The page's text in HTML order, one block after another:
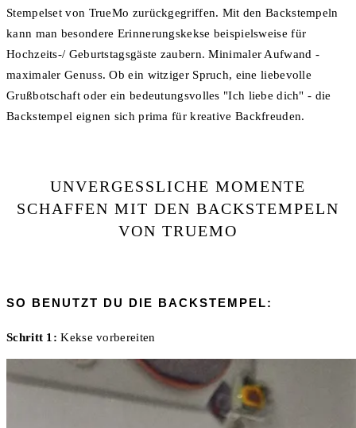
Stempelset von TrueMo zurückgegriffen. Mit den Backstempeln
kann man besondere Erinnerungskekse beispielsweise für
Hochzeits-/ Geburtstagsgäste zaubern. Minimaler Aufwand -
maximaler Genuss. Ob ein witziger Spruch, eine liebevolle
Grußbotschaft oder ein bedeutungsvolles "Ich liebe dich" - die
Backstempel eignen sich prima für kreative Backfreuden.
UNVERGESSLICHE MOMENTE
SCHAFFEN MIT DEN BACKSTEMPELN
VON TRUEMO
SO BENUTZT DU DIE BACKSTEMPEL:
Schritt 1:Kekse vorbereiten